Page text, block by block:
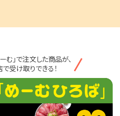
む」で注文した商品が、
受け取りできる！